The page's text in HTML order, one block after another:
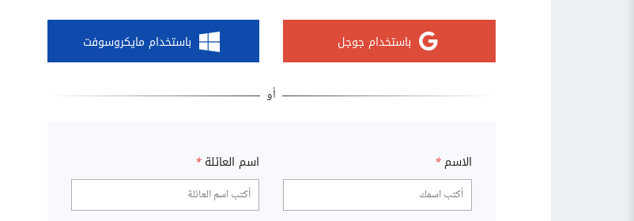
باستخدام جوجل باستخدام مايكروسوفت
الاسم * اسم العائلة *